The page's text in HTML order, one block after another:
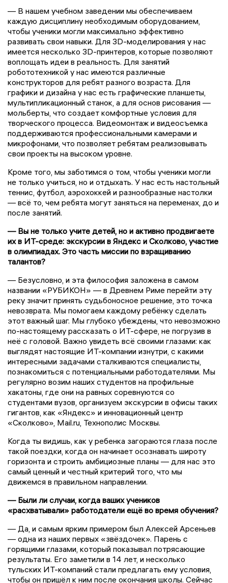
— В нашем учебном заведении мы обеспечиваем
каждую дисциплину необходимым оборудованием,
чтобы ученики могли максимально эффективно
развивать свои навыки. Для 3D-моделирования у нас
имеется несколько 3D-принтеров, которые позволяют
воплощать идеи в реальность. Для занятий
робототехникой у нас имеются различные
конструкторов для ребят разного возраста. Для
графики и дизайна у нас есть графические планшеты,
мультипликационный станок, а для основ рисования —
мольберты, что создает комфортные условия для
творческого процесса. Видеомонтаж и видеосъемка
поддерживаются профессиональными камерами и
микрофонами, что позволяет ребятам реализовывать
свои проекты на высоком уровне.
Кроме того, мы заботимся о том, чтобы ученики могли
не только учиться, но и отдыхать. У нас есть настольный
теннис, футбол, аэрохоккей и разнообразные настолки
— всё то, чем ребята могут заняться на переменах, до и
после занятий.
— Вы не только учите детей, но и активно продвигаете
их в ИТ-среде: экскурсии в Яндекс и Сколково, участие
в олимпиадах. Это часть миссии по взращиванию
талантов?
— Безусловно, и эта философия заложена в самом
названии «РУБИКОН» — в Древнем Риме перейти эту
реку значит принять судьбоносное решение, это точка
невозврата. Мы помогаем каждому ребёнку сделать
этот важный шаг. Мы глубоко убеждены, что невозможно
по-настоящему рассказать о ИТ-сфере, не погрузив в
неё с головой. Важно увидеть всё своими глазами: как
выглядят настоящие ИТ-компании изнутри, с какими
интересными задачами сталкиваются специалисты,
познакомиться с потенциальными работодателями. Мы
регулярно возим наших студентов на профильные
хакатоны, где они на равных соревнуются со
студентами вузов, организуем экскурсии в офисы таких
гигантов, как «Яндекс» и инновационный центр
«Сколково», Mail.ru, Технополис Москвы.
Когда ты видишь, как у ребенка загораются глаза после
такой поездки, когда он начинает осознавать широту
горизонта и строить амбициозные планы — для нас это
самый ценный и честный критерий того, что мы
движемся в правильном направлении.
— Были ли случаи, когда ваших учеников
«расхватывали» работодатели ещё во время обучения?
— Да, и самым ярким примером был Алексей Арсеньев
— одна из наших первых «звёздочек». Парень с
горящими глазами, который показывал потрясающие
результаты. Его заметили в 14 лет, и несколько
тульских ИТ-компаний стали предлагать ему условия,
чтобы он пришёл к ним после окончания школы. Сейчас